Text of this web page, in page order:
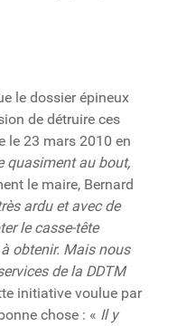
le dossier épineux
de détruire ces
le 23 mars 2010 en
quasiment au bout,
le maire, Bernard
ardu et avec de
le casse-tête
obtenir. Mais nous
de la DDTM
initiative voulue par
chose : « Il y